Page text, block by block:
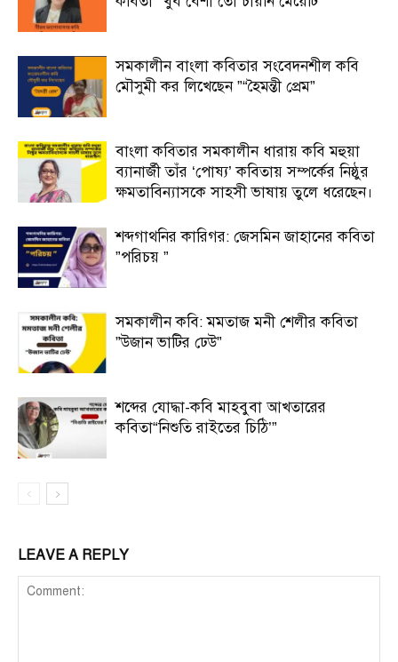
সমকালীন বাংলা কবিতার সংবেদনশীল কবি
মৌসুমী কর লিখেছেন ”“হৈমন্তী প্রেম”
বাংলা কবিতার সমকালীন ধারায় কবি মহুয়া
ব্যানার্জী তাঁর ‘পোষ্য’ কবিতায় সম্পর্কের নিষ্ঠুর
ক্ষমতাবিন্যাসকে সাহসী ভাষায় তুলে ধরেছেন।
শব্দগাথনির কারিগর: জেসমিন জাহানের কবিতা
”পরিচয় ”
সমকালীন কবি: মমতাজ মনী শেলীর কবিতা
”উজান ভাটির ঢেউ”
শব্দের যোদ্ধা-কবি মাহবুবা আখতারের
কবিতা“নিশুতি রাইতের চিঠি’”
LEAVE A REPLY